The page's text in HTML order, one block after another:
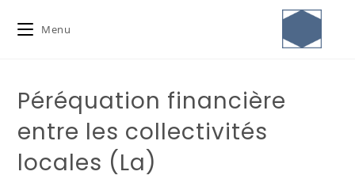
Menu
Péréquation financière
entre les collectivités
locales (La)